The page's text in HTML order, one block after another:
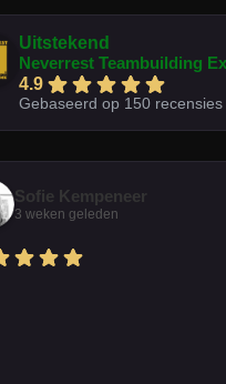
Uitstekend
Neverrest Teambuilding
4.9
Gebaseerd op 150 recensies
Sofie Kempeneer
3 weken geleden